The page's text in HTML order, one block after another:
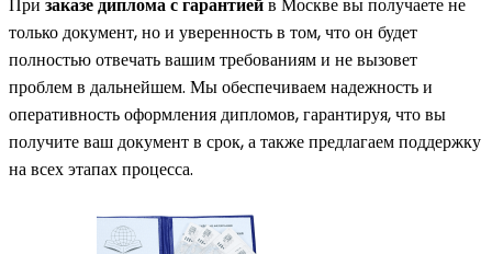
только документ, но и уверенность в том, что он будет
полностью отвечать вашим требованиям и не вызовет
проблем в дальнейшем. Мы обеспечиваем надежность и
оперативность оформления дипломов, гарантируя, что вы
получите ваш документ в срок, а также предлагаем поддержку
на всех этапах процесса.